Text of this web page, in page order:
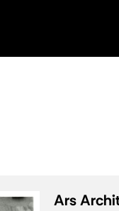
Ars